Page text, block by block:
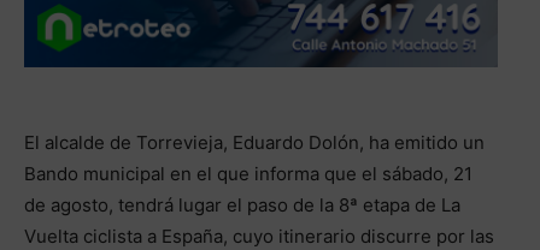
El alcalde de Torrevieja, Eduardo Dolón, ha emitido un
Bando municipal en el que informa que el sábado, 21
de agosto, tendrá lugar el paso de la 8ª etapa de La
Vuelta ciclista a España, cuyo itinerario discurre por las